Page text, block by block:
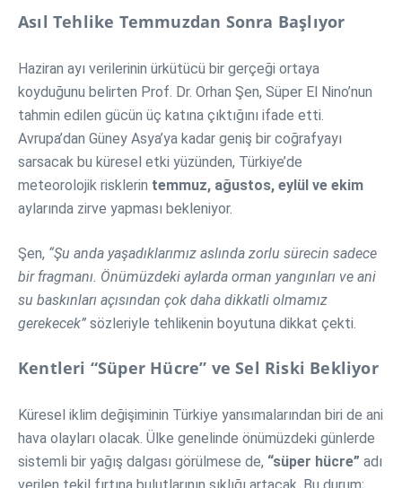
Asıl Tehlike Temmuzdan Sonra Başlıyor
Haziran ayı verilerinin ürkütücü bir gerçeği ortaya
koyduğunu belirten Prof. Dr. Orhan Şen, Süper El Nino’nun
tahmin edilen gücün üç katına çıktığını ifade etti.
Avrupa’dan Güney Asya’ya kadar geniş bir coğrafyayı
sarsacak bu küresel etki yüzünden, Türkiye’de
meteorolojik risklerin temmuz, ağustos, eylül ve ekim
aylarında zirve yapması bekleniyor.
Şen, “Şu anda yaşadıklarımız aslında zorlu sürecin sadece
bir fragmanı. Önümüzdeki aylarda orman yangınları ve ani
su baskınları açısından çok daha dikkatli olmamız
gerekecek” sözleriyle tehlikenin boyutuna dikkat çekti.
Kentleri “Süper Hücre” ve Sel Riski Bekliyor
Küresel iklim değişiminin Türkiye yansımalarından biri de ani
hava olayları olacak. Ülke genelinde önümüzdeki günlerde
sistemli bir yağış dalgası görülmese de, “süper hücre” adı